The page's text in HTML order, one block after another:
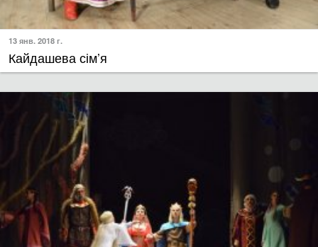
13 янв. 2018 г.
Кайдашева сім’я